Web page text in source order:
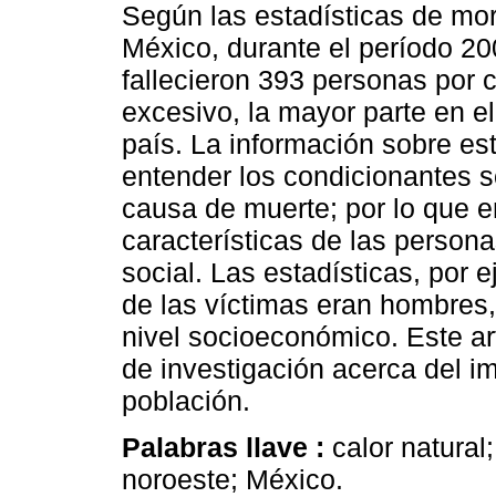
Según las estadísticas de
México, durante el período
fallecieron 393 personas por
excesivo, la mayor parte en
país. La información sobre
entender los condicionantes
causa de muerte; por lo que
características de las
social. Las estadísticas, por
de las víctimas eran
nivel socioeconómico. Este
de investigación acerca del
población.
Palabras llave : calor
noroeste; México.